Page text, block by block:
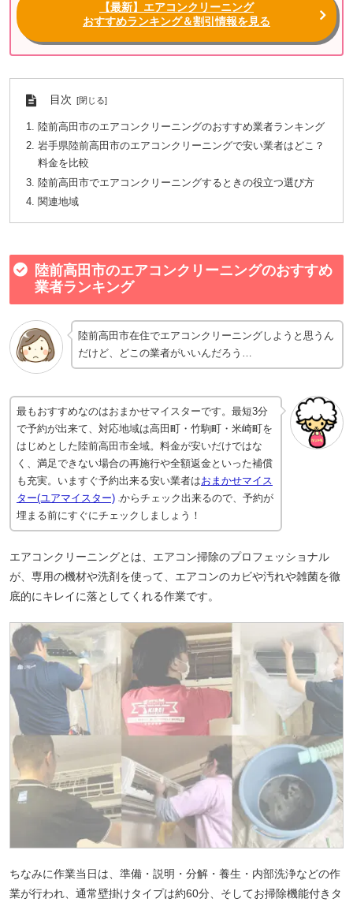
【最新】エアコンクリーニング
おすすめランキング＆割引情報を見る
目次
陸前高田市のエアコンクリーニングのおすすめ業者ランキング
岩手県陸前高田市のエアコンクリーニングで安い業者はどこ？
料金を比較
陸前高田市でエアコンクリーニングするときの役立つ選び方
関連地域
陸前高田市のエアコンクリーニングのおすすめ
業者ランキング
陸前高田市在住でエアコンクリーニングしようと思うん
だけど、どこの業者がいいんだろう…
最もおすすめなのはおまかせマイスターです。最短3分
で予約が出来て、対応地域は高田町・竹駒町・米崎町を
はじめとした陸前高田市全域。料金が安いだけではな
く、満足できない場合の再施行や全額返金といった補償
も充実。いますぐ予約出来る安い業者はおまかせマイス
ター(ユアマイスター) からチェック出来るので、予約が
埋まる前にすぐにチェックしましょう！
エアコンクリーニングとは、エアコン掃除のプロフェッショナル
が、専用の機材や洗剤を使って、エアコンのカビや汚れや雑菌を徹
底的にキレイに落としてくれる作業です。
ちなみに作業当日は、準備・説明・分解・養生・内部洗浄などの作
業が行われ、通常壁掛けタイプは約60分、そしてお掃除機能付きタ